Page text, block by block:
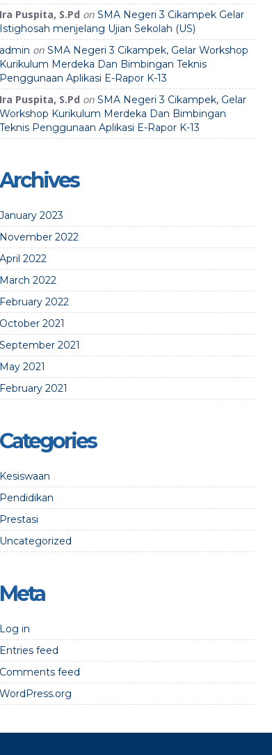
Ira Puspita, S.Pd on SMA Negeri 3 Cikampek Gelar
Istighosah menjelang Ujian Sekolah (US)
admin on SMA Negeri 3 Cikampek, Gelar Workshop
Kurikulum Merdeka Dan Bimbingan Teknis
Penggunaan Aplikasi E-Rapor K-13
Ira Puspita, S.Pd on SMA Negeri 3 Cikampek, Gelar
Workshop Kurikulum Merdeka Dan Bimbingan
Teknis Penggunaan Aplikasi E-Rapor K-13
Archives
January 2023
November 2022
April 2022
March 2022
February 2022
October 2021
September 2021
May 2021
February 2021
Categories
Kesiswaan
Pendidikan
Prestasi
Uncategorized
Meta
Log in
Entries feed
Comments feed
WordPress.org